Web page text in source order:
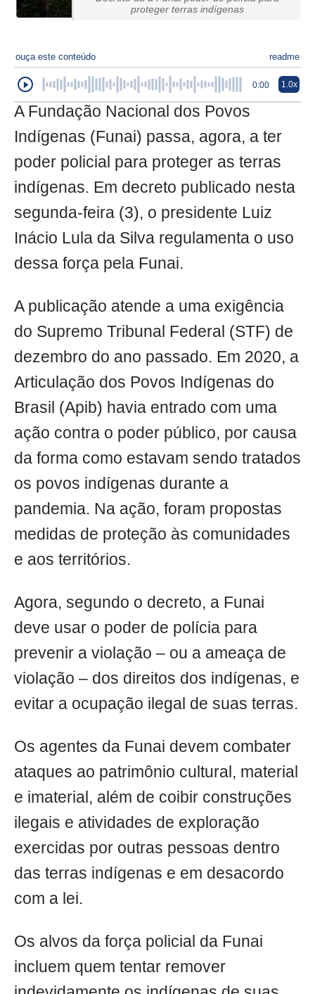
proteger terras indígenas
ouça este conteúdo readme
0:00 1.0x
A Fundação Nacional dos Povos
Indígenas (Funai) passa, agora, a ter
poder policial para proteger as terras
indígenas. Em decreto publicado nesta
segunda-feira (3), o presidente Luiz
Inácio Lula da Silva regulamenta o uso
dessa força pela Funai.
A publicação atende a uma exigência
do Supremo Tribunal Federal (STF) de
dezembro do ano passado. Em 2020, a
Articulação dos Povos Indígenas do
Brasil (Apib) havia entrado com uma
ação contra o poder público, por causa
da forma como estavam sendo tratados
os povos indígenas durante a
pandemia. Na ação, foram propostas
medidas de proteção às comunidades
e aos territórios.
Agora, segundo o decreto, a Funai
deve usar o poder de polícia para
prevenir a violação – ou a ameaça de
violação – dos direitos dos indígenas, e
evitar a ocupação ilegal de suas terras.
Os agentes da Funai devem combater
ataques ao patrimônio cultural, material
e imaterial, além de coibir construções
ilegais e atividades de exploração
exercidas por outras pessoas dentro
das terras indígenas e em desacordo
com a lei.
Os alvos da força policial da Funai
incluem quem tentar remover